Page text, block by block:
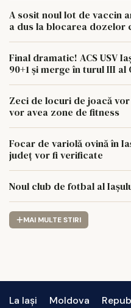
A sosit noul lot de vaccin
a dus la blocarea dozelor
Final dramatic! ACS USV
90+1 și merge în turul III al
Zeci de locuri de joacă
vor avea zone de fitness
Focar de variolă ovină în
județ vor fi verificate
Noul club de fotbal al
MAI MULTE STIRI
La Iași Moldova